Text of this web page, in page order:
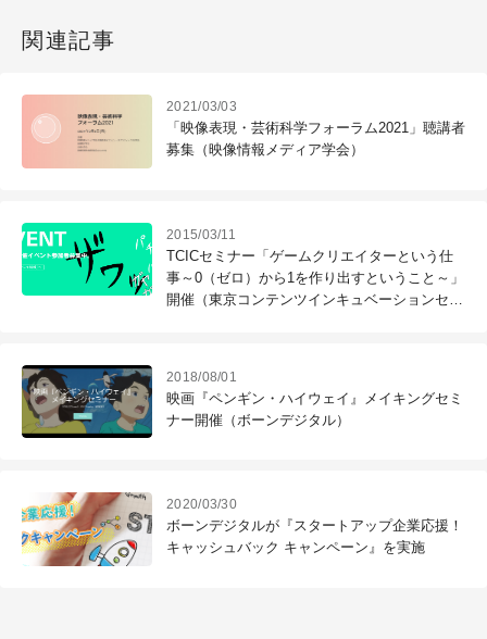
関連記事
2021/03/03
「映像表現・芸術科学フォーラム2021」聴講者
募集（映像情報メディア学会）
2015/03/11
TCICセミナー「ゲームクリエイターという仕
事～0（ゼロ）から1を作り出すということ～」
開催（東京コンテンツインキュベーションセン
2018/08/01
映画『ペンギン・ハイウェイ』メイキングセミ
ナー開催（ボーンデジタル）
2020/03/30
ボーンデジタルが『スタートアップ企業応援！
キャッシュバック キャンペーン』を実施